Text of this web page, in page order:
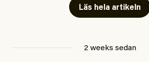
Läs hela artikeln
2 weeks sedan